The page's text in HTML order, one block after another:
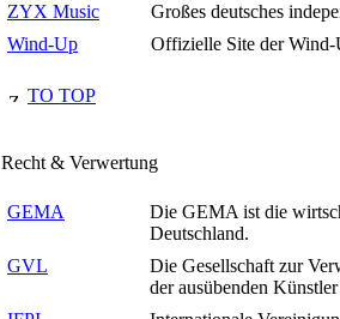
ZYX Music
Großes deutsches
Wind-Up
Offizielle Site der Wind-
TO TOP
Recht & Verwertung
GEMA
Die GEMA ist die
Deutschland.
GVL
Die Gesellschaft zur
der ausübenden